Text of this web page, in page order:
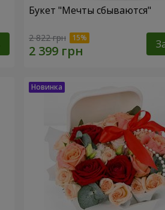
Букет "Мечты сбываются"
2 822 грн